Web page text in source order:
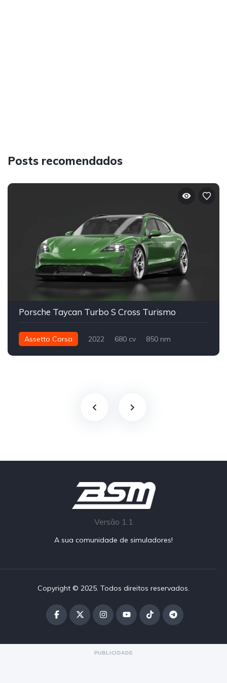
Posts recomendados
Porsche Taycan Turbo S Cross Turismo
Assetto Corsa 2022 680 cv
850 nm
Versão 1.1
A sua comunidade de simuladores!
Copyright © 2025. Todos direitos reservados.
PUBLICIDADE